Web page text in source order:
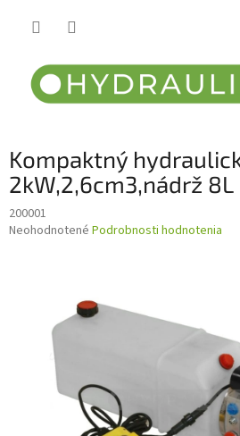
Kompaktný
2kW,2,6cm3,nádrž 8L
200001
Priemerné
hviezdičiek.
Neohodnotené Podrobnosti hodnotenia